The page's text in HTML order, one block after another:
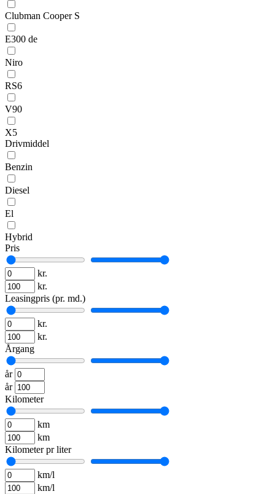
Clubman Cooper S
E300 de
Niro
RS6
V90
X5
Drivmiddel
Benzin
Diesel
El
Hybrid
Pris
kr.
kr.
Leasingpris (pr. md.)
kr.
kr.
Årgang
år
år
Kilometer
km
km
Kilometer pr liter
km/l
km/l